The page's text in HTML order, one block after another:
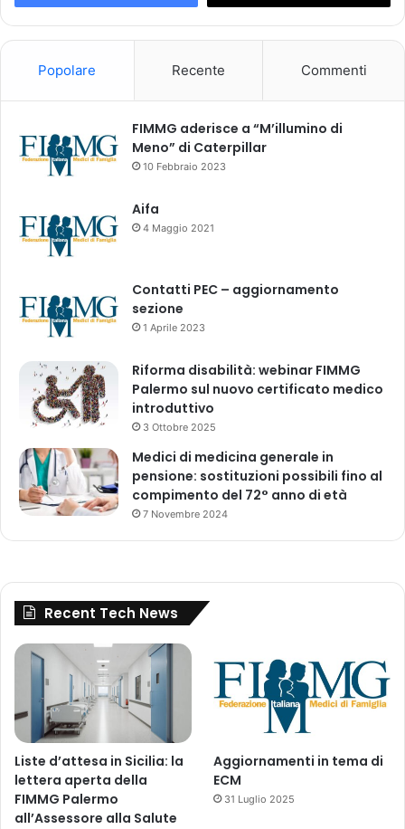
t
o
e
1
Popolare Recente Commenti
FIMMG aderisce a “M’illumino di
Meno” di Caterpillar
10 Febbraio 2023
Aifa
4 Maggio 2021
Contatti PEC – aggiornamento
sezione
1 Aprile 2023
Riforma disabilità: webinar FIMMG
Palermo sul nuovo certificato medico
introduttivo
3 Ottobre 2025
Medici di medicina generale in
pensione: sostituzioni possibili fino al
compimento del 72° anno di età
7 Novembre 2024
Recent Tech News
Liste d’attesa in Sicilia: la
lettera aperta della
FIMMG Palermo
all’Assessore alla Salute
Aggiornamenti in tema di
ECM
31 Luglio 2025